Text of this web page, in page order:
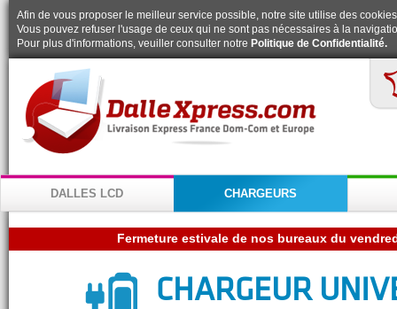
Afin de vous proposer le meilleur service possible, notre site utilise des
Vous pouvez refuser l'usage de ceux qui ne sont pas nécessaires à la
Pour plus d'informations, veuiller consulter notre Politique de Confidentialité.
DALLES LCD CHARGEURS
CHARGEUR